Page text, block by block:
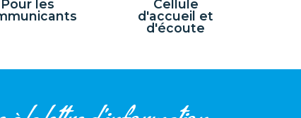
Pour les
Cellule
d'accueil et
d'écoute